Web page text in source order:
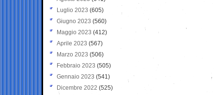
Luglio 2023 (605)
Giugno 2023 (560)
Maggio 2023 (412)
Aprile 2023 (567)
Marzo 2023 (506)
Febbraio 2023 (505)
Gennaio 2023 (541)
Dicembre 2022 (525)